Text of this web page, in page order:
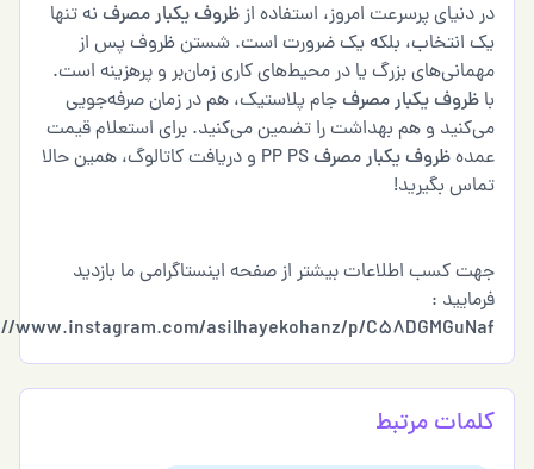
پرسرعت امروز، استفاده ازظروف یکبار مصرفنه تنها
انتخاب، بلکه یک ضرورت است. شستن ظروف پس از
بزرگ یا در محیط‌های کاری زمان‌بر و پرهزینه است.
یکبار مصرفجام پلاستیک، هم در زمان صرفه‌جویی
و هم بهداشت را تضمین می‌کنید. برای استعلام قیمت
ظروف یکبار مصرف
PP PS و دریافت کاتالوگ، همین حالا
بگیرید!
کسب اطلاعات بیشتر از صفحه اینستاگرامی ما بازدید
:
https://www.instagram.com/asilhayekohanz/p/
مرتبط